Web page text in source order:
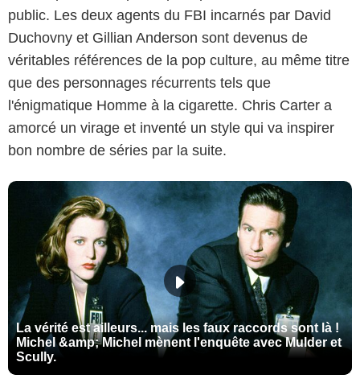
public. Les deux agents du FBI incarnés par David
Duchovny et Gillian Anderson sont devenus de
véritables références de la pop culture, au même titre
que des personnages récurrents tels que
l'énigmatique Homme à la cigarette. Chris Carter a
amorcé un virage et inventé un style qui va inspirer
bon nombre de séries par la suite.
La vérité est ailleurs... mais les faux raccords sont là !
Michel &amp; Michel mènent l'enquête avec Mulder et
Scully.